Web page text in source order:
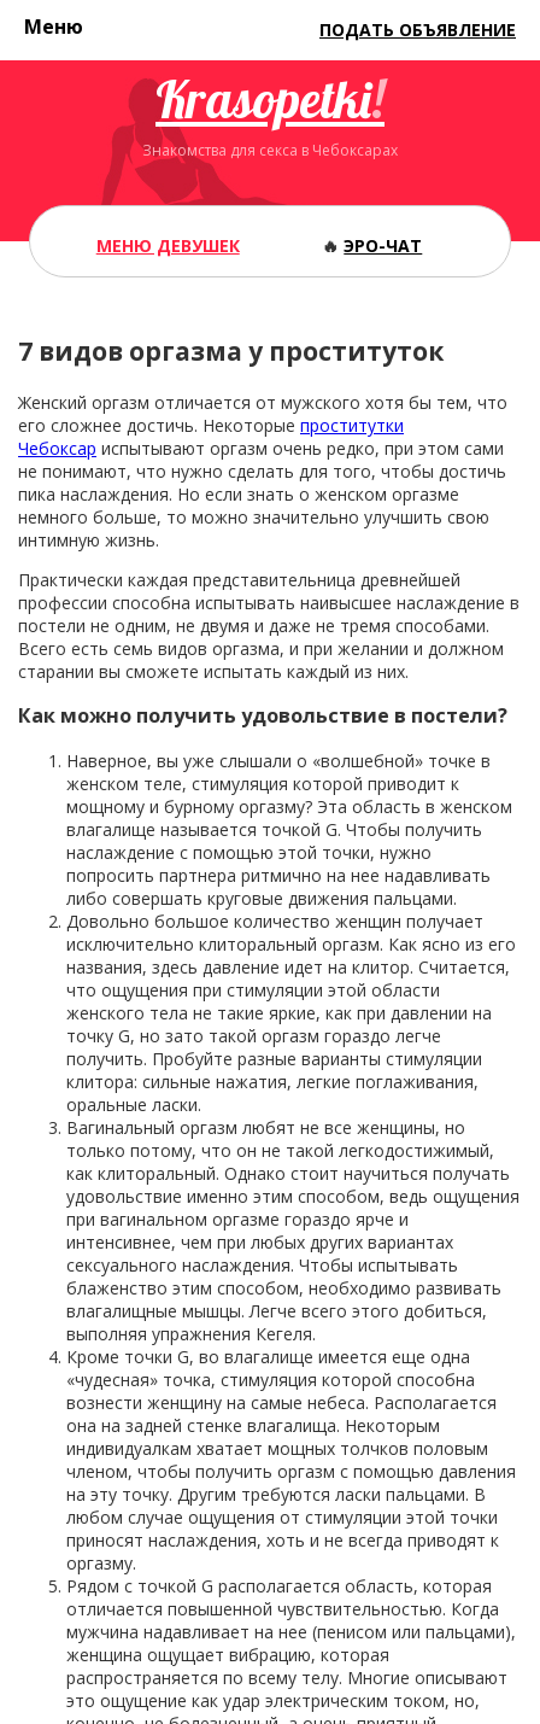
Меню
Krasopetki!
Знакомства для секса в Чебоксарах
ПОДАТЬ ОБЪЯВЛЕНИЕ
МЕНЮ ДЕВУШЕК 🔥ЭРО-ЧАТ
7 видов оргазма у проституток
Женский оргазм отличается от мужского хотя бы тем, что
его сложнее достичь. Некоторые проститутки
Чебоксар испытывают оргазм очень редко, при этом сами
не понимают, что нужно сделать для того, чтобы достичь
пика наслаждения. Но если знать о женском оргазме
немного больше, то можно значительно улучшить свою
интимную жизнь.
Практически каждая представительница древнейшей
профессии способна испытывать наивысшее наслаждение в
постели не одним, не двумя и даже не тремя способами.
Всего есть семь видов оргазма, и при желании и должном
старании вы сможете испытать каждый из них.
Как можно получить удовольствие в постели?
Наверное, вы уже слышали о «волшебной» точке в
женском теле, стимуляция которой приводит к
мощному и бурному оргазму? Эта область в женском
влагалище называется точкой G. Чтобы получить
наслаждение с помощью этой точки, нужно
попросить партнера ритмично на нее надавливать
либо совершать круговые движения пальцами.
Довольно большое количество женщин получает
исключительно клиторальный оргазм. Как ясно из его
названия, здесь давление идет на клитор. Считается,
что ощущения при стимуляции этой области
женского тела не такие яркие, как при давлении на
точку G, но зато такой оргазм гораздо легче
получить. Пробуйте разные варианты стимуляции
клитора: сильные нажатия, легкие поглаживания,
оральные ласки.
Вагинальный оргазм любят не все женщины, но
только потому, что он не такой легкодостижимый,
как клиторальный. Однако стоит научиться получать
удовольствие именно этим способом, ведь ощущения
при вагинальном оргазме гораздо ярче и
интенсивнее, чем при любых других вариантах
сексуального наслаждения. Чтобы испытывать
блаженство этим способом, необходимо развивать
влагалищные мышцы. Легче всего этого добиться,
выполняя упражнения Кегеля.
Кроме точки G, во влагалище имеется еще одна
«чудесная» точка, стимуляция которой способна
вознести женщину на самые небеса. Располагается
она на задней стенке влагалища. Некоторым
индивидуалкам хватает мощных толчков половым
членом, чтобы получить оргазм с помощью давления
на эту точку. Другим требуются ласки пальцами. В
любом случае ощущения от стимуляции этой точки
приносят наслаждения, хоть и не всегда приводят к
оргазму.
Рядом с точкой G располагается область, которая
отличается повышенной чувствительностью. Когда
мужчина надавливает на нее (пенисом или пальцами),
женщина ощущает вибрацию, которая
распространяется по всему телу. Многие описывают
это ощущение как удар электрическим током, но,